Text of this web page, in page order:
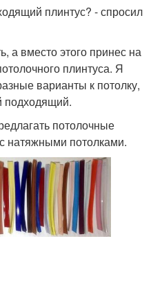
плинтус? - спросил
а вместо этого принес на
плинтуса. Я
варианты к потолку,
потолочные
натяжными потолками.